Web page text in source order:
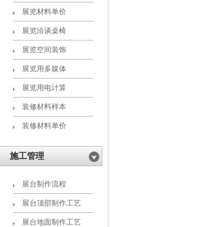
展览材料单价
展览洽谈桌椅
展览空间装饰
展览用多媒体
展览用电计算
装修材料样本
装修材料单价
施工管理
展台制作流程
展台顶部制作工艺
展台地面制作工艺